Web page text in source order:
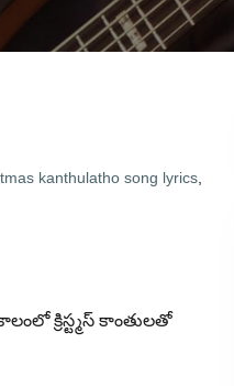
kanthulatho song lyrics
క్రిస్ట్మస్ కాంతులతో